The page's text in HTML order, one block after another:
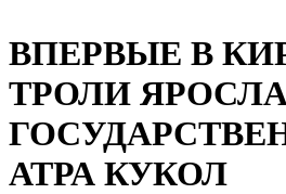
ВПЕР­ВЫЕ В
ТРО­ЛИ
АТ­РА КУ­КОЛ